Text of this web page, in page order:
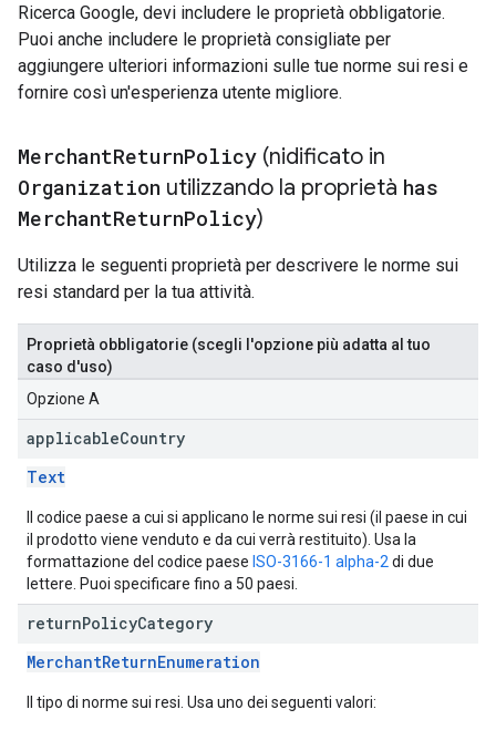
Ricerca Google, devi includere le proprietà obbligatorie.
Puoi anche includere le proprietà consigliate per
aggiungere ulteriori informazioni sulle tue norme sui resi e
fornire così un'esperienza utente migliore.
MerchantReturnPolicy (nidificato in
Organization utilizzando la proprietà has
MerchantReturnPolicy)
Utilizza le seguenti proprietà per descrivere le norme sui
resi standard per la tua attività.
Proprietà obbligatorie (scegli l'opzione più adatta al tuo
caso d'uso)
Opzione A
applicableCountry
Text
Il codice paese a cui si applicano le norme sui resi (il paese in cui
il prodotto viene venduto e da cui verrà restituito). Usa la
formattazione del codice paese ISO-3166-1 alpha-2 di due
lettere. Puoi specificare fino a 50 paesi.
returnPolicyCategory
MerchantReturnEnumeration
Il tipo di norme sui resi. Usa uno dei seguenti valori: